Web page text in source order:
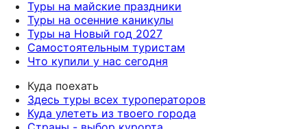
Туры на майские праздники
Туры на осенние каникулы
Туры на Новый год 2027
Самостоятельным туристам
Что купили у нас сегодня
Куда поехать
Здесь туры всех туроператоров
Куда улететь из твоего города